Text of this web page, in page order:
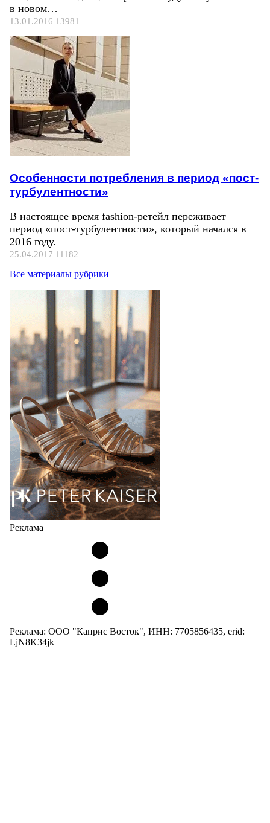
в новом…
13.01.2016 13981
Особенности потребления в период «пост-
турбулентности»
В настоящее время fashion-ретейл переживает
период «пост-турбулентности», который начался в
2016 году.
25.04.2017 11182
Все материалы рубрики
Реклама
Реклама: ООО "Каприс Восток", ИНН: 7705856435, erid:
LjN8K34jk